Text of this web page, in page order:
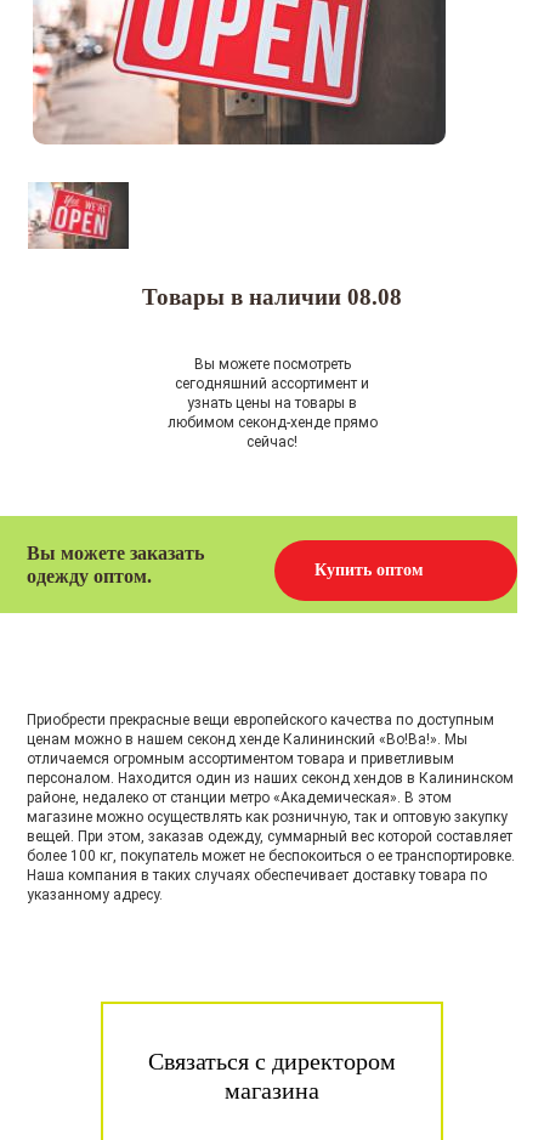
Товары в наличии 08.08
Вы можете посмотреть
сегодняшний ассортимент и
узнать цены на товары в
любимом секонд-хенде прямо
сейчас!
Вы можете заказать
одежду оптом.
Купить оптом
Приобрести прекрасные вещи европейского качества по доступным
ценам можно в нашем секонд хенде Калининский «Во!Ва!». Мы
отличаемся огромным ассортиментом товара и приветливым
персоналом. Находится один из наших секонд хендов в Калининском
районе, недалеко от станции метро «Академическая». В этом
магазине можно осуществлять как розничную, так и оптовую закупку
вещей. При этом, заказав одежду, суммарный вес которой составляет
более 100 кг, покупатель может не беспокоиться о ее транспортировке.
Наша компания в таких случаях обеспечивает доставку товара по
указанному адресу.
Связаться с директором
магазина